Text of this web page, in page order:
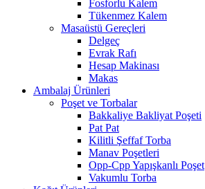
Fosforlu Kalem
Tükenmez Kalem
Masaüstü Gereçleri
Delgeç
Evrak Rafı
Hesap Makinası
Makas
Ambalaj Ürünleri
Poşet ve Torbalar
Bakkaliye Bakliyat Poşeti
Pat Pat
Kilitli Şeffaf Torba
Manav Poşetleri
Opp-Cpp Yapışkanlı Poşet
Vakumlu Torba